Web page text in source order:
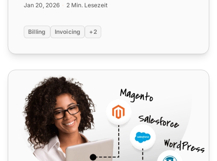
Jan 20, 2026 2 Min. Lesezeit
Billing Invoicing +2
Stripe